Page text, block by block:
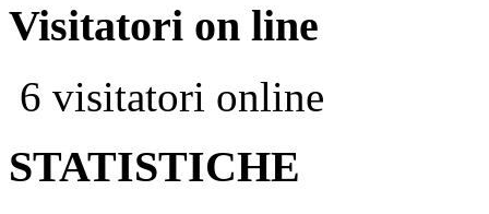
Visitatori on line
6 visitatori online
STATISTICHE